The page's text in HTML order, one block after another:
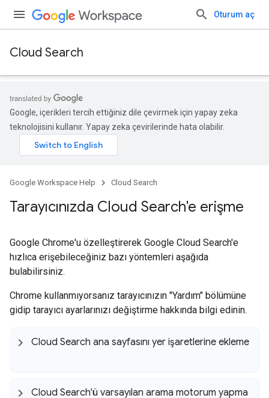
Oturum aç
Cloud Search
Google, içerikleri tercih ettiğiniz dile çevirmek için yapay zeka
teknolojisini kullanır. Yapay zeka çevirilerinde hata olabilir.
Google Workspace Help Cloud Search
Tarayıcınızda Cloud Search'e erişme
Google Chrome'u özelleştirerek Google Cloud Search'e
hızlıca erişebileceğiniz bazı yöntemleri aşağıda
bulabilirsiniz.
Chrome kullanmıyorsanız tarayıcınızın "Yardım" bölümüne
gidip tarayıcı ayarlarınızı değiştirme hakkında bilgi edinin.
Cloud Search ana sayfasını yer işaretlerine ekleme
Cloud Search'ü varsayılan arama motorum yapma